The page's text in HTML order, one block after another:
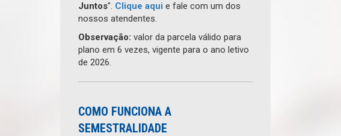
Juntos". Clique aqui e fale com um dos
nossos atendentes.
Observação: valor da parcela válido para
plano em 6 vezes, vigente para o ano letivo
de 2026.
COMO FUNCIONA A
SEMESTRALIDADE